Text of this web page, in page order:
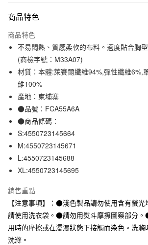
信用卡一次付款
信用卡分期付款
3 期 0 利率 每期NT$166
合作金庫商業銀行
第一商業
華南商業銀行
上海商業儲蓄銀行
臺灣中小企業銀行
匯豐（台灣）商業銀行
聯邦商業銀行
元大商業銀行
玉山商業銀行
台灣樂天信用卡公司
超商取貨付款
LINE Pay
Apple Pay
街口支付
悠遊付
運送方式
全家取貨付款
每筆NT$65，滿NT$1,000(含以上)免運費
付款後全家取貨
每筆NT$65，滿NT$1,000(含以上)免運費
商品特色
商品特色
不易悶熱、質感柔軟的布料。適度貼合胸
(商檢字號：M33A07)
材質：本體:萊賽爾纖維94%,彈性纖維6%,
維100%
產地：柬埔寨
●品號：FCA55A6A
●商品條碼：
S:4550723145664
M:4550723145671
L:4550723145688
XL:4550723145695
銷售重點
【注意事項】：●淺色製品請勿使用含有螢
請使用洗衣袋。●請勿用熨斗摩擦圖案部分
用時的摩擦或在濡濕狀態下接觸而染色。洗滌
洗滌。